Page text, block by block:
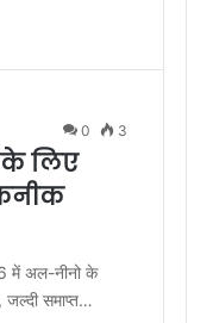
0 3
लिए
में अल-नीनो के
समाप्त…